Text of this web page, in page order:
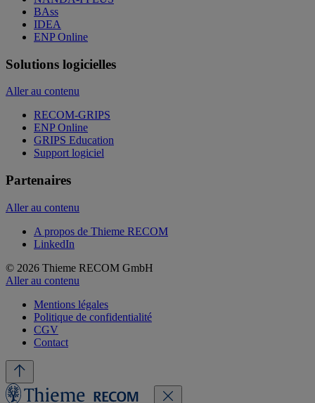
BAss
IDEA
ENP Online
Solutions logicielles
Aller au contenu
RECOM-GRIPS
ENP Online
GRIPS Education
Support logiciel
Partenaires
Aller au contenu
A propos de Thieme RECOM
LinkedIn
© 2026 Thieme RECOM GmbH
Aller au contenu
Mentions légales
Politique de confidentialité
CGV
Contact